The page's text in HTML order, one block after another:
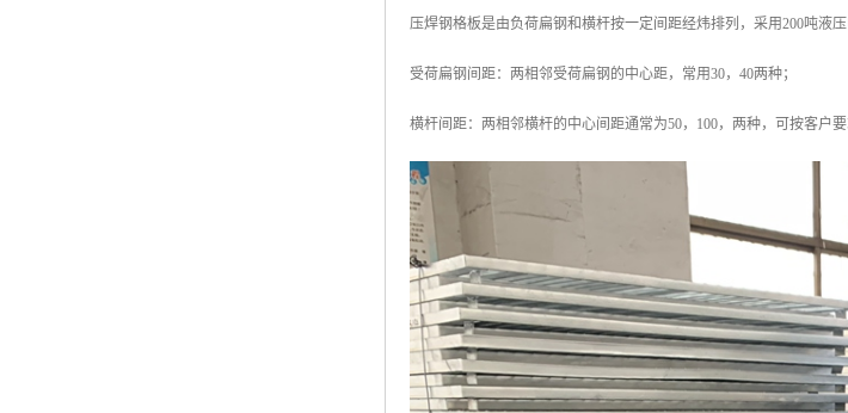
压焊钢格板是由负荷扁钢和横杆按一定间距经炜排列，采用200吨液
受荷扁钢间距：两相邻受荷扁钢的中心距，常用30，40两种；
横杆间距：两相邻横杆的中心间距通常为50，100，两种，可按客户要